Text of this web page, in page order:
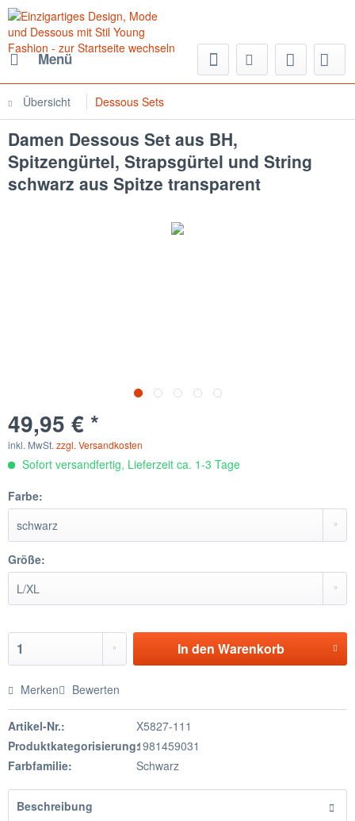
Menü
Übersicht Dessous Sets
Damen Dessous Set aus BH,
Spitzengürtel, Strapsgürtel und String
schwarz aus Spitze transparent
49,95 € *
inkl. MwSt. zzgl. Versandkosten
Sofort versandfertig, Lieferzeit ca. 1-3 Tage
Farbe:
Größe:
In den Warenkorb
Merken Bewerten
Artikel-Nr.:
X5827-111
Produktkategorisierung:1981459031
Farbfamilie:
Schwarz
Beschreibung